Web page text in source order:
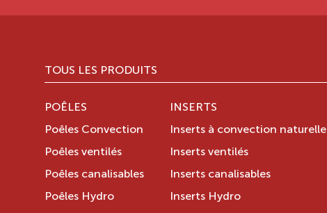
TOUS LES PRODUITS
POÊLES
Poêles Convection
Poêles ventilés
Poêles canalisables
Poêles Hydro
INSERTS
Inserts à convection naturelle
Inserts ventilés
Inserts canalisables
Inserts Hydro